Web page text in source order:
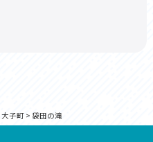
大子町> 袋田の滝